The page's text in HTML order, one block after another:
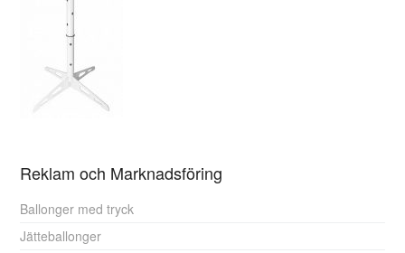
Reklam och Marknadsföring
Ballonger med tryck
Jätteballonger